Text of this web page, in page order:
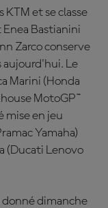
KTM et se classe
Bastianini
Zarco conserve
Le
Marini (Honda
MotoGP™
mise en jeu
Yamaha)
(Ducati Lenovo
donné dimanche